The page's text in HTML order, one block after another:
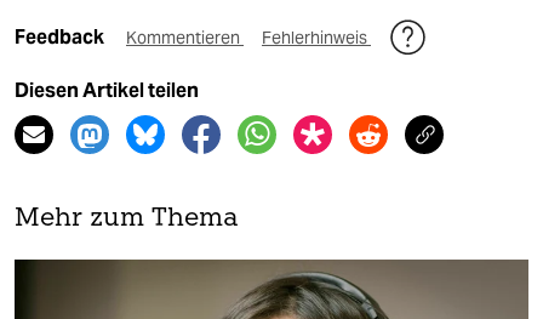
Feedback Kommentieren Fehlerhinweis
Diesen Artikel teilen
Mehr zum Thema